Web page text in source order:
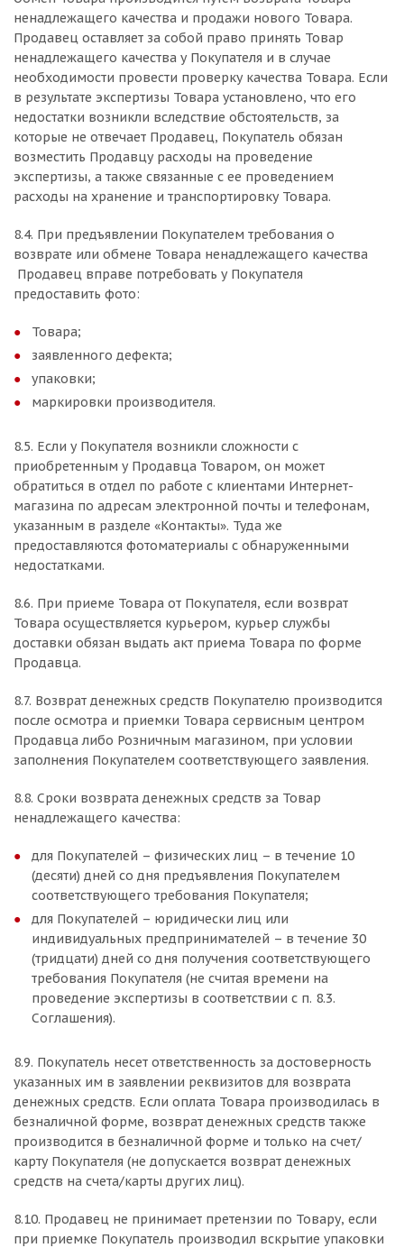
ненадлежащего качества и продажи нового Товара.
Продавец оставляет за собой право принять Товар
ненадлежащего качества у Покупателя и в случае
необходимости провести проверку качества Товара. Если
в результате экспертизы Товара установлено, что его
недостатки возникли вследствие обстоятельств, за
которые не отвечает Продавец, Покупатель обязан
возместить Продавцу расходы на проведение
экспертизы, а также связанные с ее проведением
расходы на хранение и транспортировку Товара.
8.4. При предъявлении Покупателем требования о
возврате или обмене Товара ненадлежащего качества
Продавец вправе потребовать у Покупателя
предоставить фото:
Товара;
заявленного дефекта;
упаковки;
маркировки производителя.
8.5. Если у Покупателя возникли сложности с
приобретенным у Продавца Товаром, он может
обратиться в отдел по работе с клиентами Интернет-
магазина по адресам электронной почты и телефонам,
указанным в разделе «Контакты». Туда же
предоставляются фотоматериалы с обнаруженными
недостатками.
8.6. При приеме Товара от Покупателя, если возврат
Товара осуществляется курьером, курьер службы
доставки обязан выдать акт приема Товара по форме
Продавца.
8.7. Возврат денежных средств Покупателю производится
после осмотра и приемки Товара сервисным центром
Продавца либо Розничным магазином, при условии
заполнения Покупателем соответствующего заявления.
8.8. Сроки возврата денежных средств за Товар
ненадлежащего качества:
для Покупателей – физических лиц – в течение 10
(десяти) дней со дня предъявления Покупателем
соответствующего требования Покупателя;
для Покупателей – юридически лиц или
индивидуальных предпринимателей – в течение 30
(тридцати) дней со дня получения соответствующего
требования Покупателя (не считая времени на
проведение экспертизы в соответствии с п. 8.3.
Соглашения).
8.9. Покупатель несет ответственность за достоверность
указанных им в заявлении реквизитов для возврата
денежных средств. Если оплата Товара производилась в
безналичной форме, возврат денежных средств также
производится в безналичной форме и только на счет/
карту Покупателя (не допускается возврат денежных
средств на счета/карты других лиц).
8.10. Продавец не принимает претензии по Товару, если
при приемке Покупатель производил вскрытие упаковки